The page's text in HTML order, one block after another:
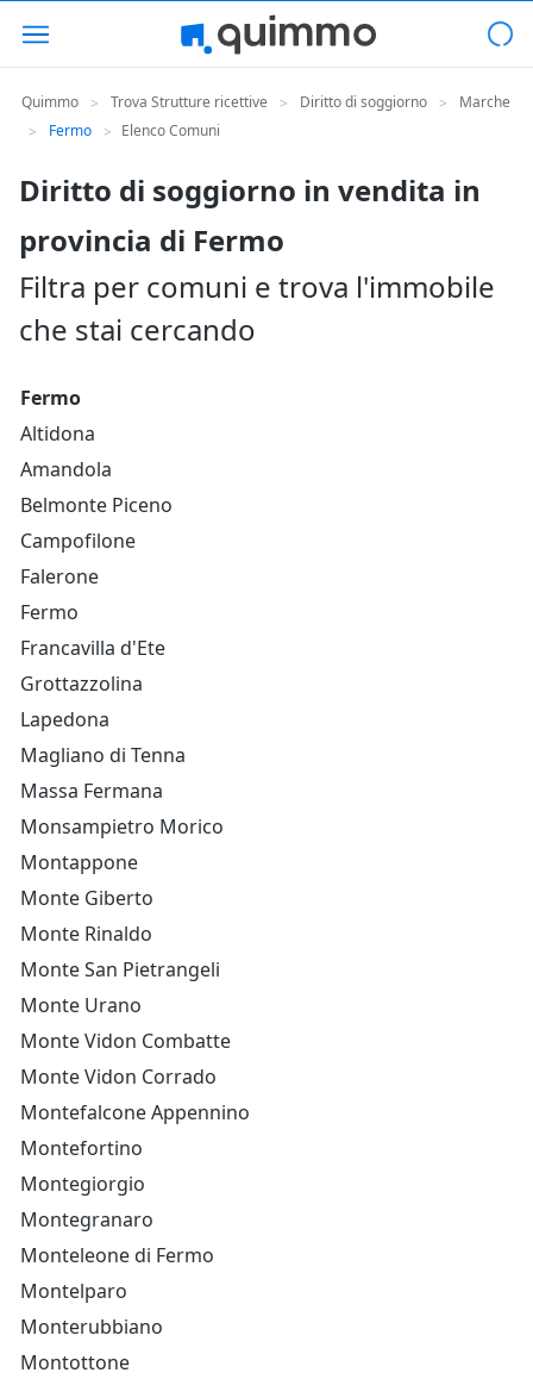
Quimmo > Trova Strutture ricettive > Diritto di soggiorno >
Marche
>
Fermo > Elenco Comuni
Diritto di soggiorno in vendita in
provincia di Fermo
Filtra per comuni e trova l'immobile
che stai cercando
Fermo
Altidona
Amandola
Belmonte Piceno
Campofilone
Falerone
Fermo
Francavilla d'Ete
Grottazzolina
Lapedona
Magliano di Tenna
Massa Fermana
Monsampietro Morico
Montappone
Monte Giberto
Monte Rinaldo
Monte San Pietrangeli
Monte Urano
Monte Vidon Combatte
Monte Vidon Corrado
Montefalcone Appennino
Montefortino
Montegiorgio
Montegranaro
Monteleone di Fermo
Montelparo
Monterubbiano
Montottone